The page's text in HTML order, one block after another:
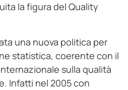
la figura del Quality
una nuova politica per
statistica, coerente con il
sulla qualità
Infatti nel 2005 con